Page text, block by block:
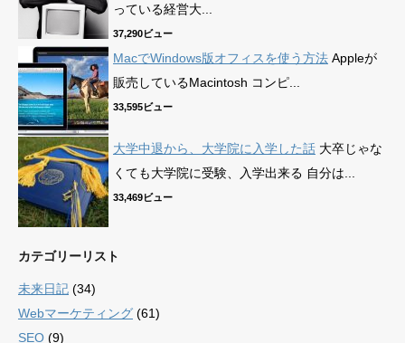
っている経営大...
37,290ビュー
MacでWindows版オフィスを使う方法 Appleが
販売しているMacintosh コンピ...
33,595ビュー
大学中退から、大学院に入学した話 大卒じゃな
くても大学院に受験、入学出来る 自分は...
33,469ビュー
カテゴリーリスト
未来日記 (34)
Webマーケティング (61)
SEO (9)